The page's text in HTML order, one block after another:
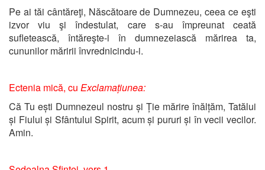
Pe ai tăi cântăreţi, Născătoare de Dumnezeu, ceea ce eşti
izvor viu şi îndestulat, care s-au împreunat ceată
sufletească, întăreşte-i în dumnezeiască mărirea ta,
cununilor măririi învrednicindu-i.
Ectenia mică, cu Exclamațiunea:
Că Tu ești Dumnezeul nostru și Ție mărire înălțăm, Tatălui
și Fiului și Sfântului Spirit, acum și pururi și în vecii vecilor.
Amin.